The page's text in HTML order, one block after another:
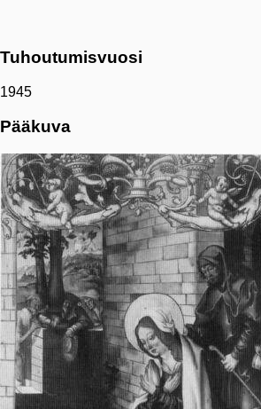
Tuhoutumisvuosi
1945
Pääkuva